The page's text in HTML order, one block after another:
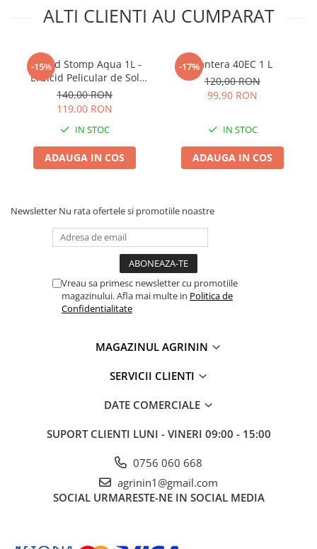
ALTI CLIENTI AU CUMPARAT
-15%
Erbicid Stomp Aqua 1L -
Erbicid Pelicular de Sol
pentru Legume, Cartof si
Livezi
140,00 RON
119,00 RON
IN STOC
ADAUGA IN COS
-17%
Pantera 40EC 1 L
120,00 RON
99,90 RON
IN STOC
ADAUGA IN COS
Newsletter Nu rata ofertele si promotiile noastre
Vreau sa primesc newsletter cu promotiile
magazinului. Afla mai multe in Politica de
Confidentialitate
MAGAZINUL AGRININ
SERVICII CLIENTI
DATE COMERCIALE
SUPORT CLIENTI LUNI - VINERI 09:00 - 15:00
0756 060 668
agrinin1@gmail.com
SOCIAL URMARESTE-NE IN SOCIAL MEDIA